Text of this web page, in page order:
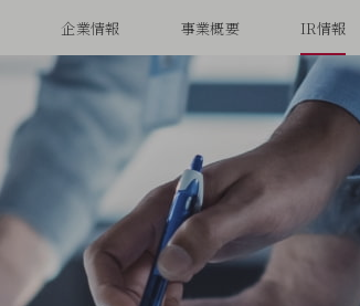
企業情報 事業概要 IR情報